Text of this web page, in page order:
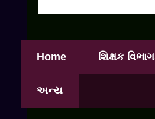
Home શિક્ષક વિભાગ
અન્ય